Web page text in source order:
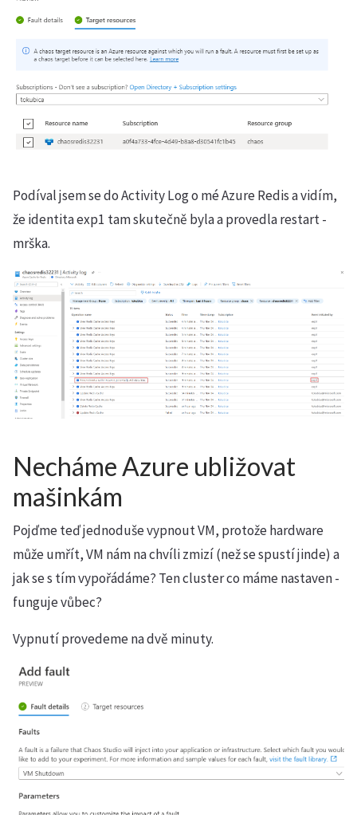
Podíval jsem se do Activity Log o mé Azure Redis a vidím,
že identita exp1 tam skutečně byla a provedla restart -
mrška.
Necháme Azure ubližovat
mašinkám
Pojďme teď jednoduše vypnout VM, protože hardware
může umřít, VM nám na chvíli zmizí (než se spustí jinde) a
jak se s tím vypořádáme? Ten cluster co máme nastaven -
funguje vůbec?
Vypnutí provedeme na dvě minuty.